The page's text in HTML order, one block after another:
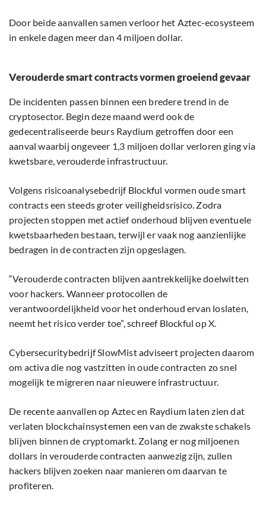
Door beide aanvallen samen verloor het Aztec-ecosysteem
in enkele dagen meer dan 4 miljoen dollar.
Verouderde smart contracts vormen groeiend gevaar
De incidenten passen binnen een bredere trend in de
cryptosector. Begin deze maand werd ook de
gedecentraliseerde beurs Raydium getroffen door een
aanval waarbij ongeveer 1,3 miljoen dollar verloren ging via
kwetsbare, verouderde infrastructuur.
Volgens risicoanalysebedrijf Blockful vormen oude smart
contracts een steeds groter veiligheidsrisico. Zodra
projecten stoppen met actief onderhoud blijven eventuele
kwetsbaarheden bestaan, terwijl er vaak nog aanzienlijke
bedragen in de contracten zijn opgeslagen.
“Verouderde contracten blijven aantrekkelijke doelwitten
voor hackers. Wanneer protocollen de
verantwoordelijkheid voor het onderhoud ervan loslaten,
neemt het risico verder toe”, schreef Blockful op X.
Cybersecuritybedrijf SlowMist adviseert projecten daarom
om activa die nog vastzitten in oude contracten zo snel
mogelijk te migreren naar nieuwere infrastructuur.
De recente aanvallen op Aztec en Raydium laten zien dat
verlaten blockchainsystemen een van de zwakste schakels
blijven binnen de cryptomarkt. Zolang er nog miljoenen
dollars in verouderde contracten aanwezig zijn, zullen
hackers blijven zoeken naar manieren om daarvan te
profiteren.